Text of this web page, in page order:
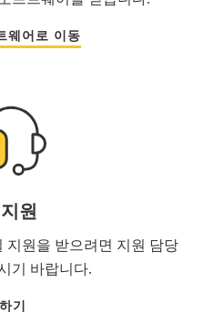
웨어로 이동
원
지원을 받으려면 지원 담당
기 바랍니다.
기